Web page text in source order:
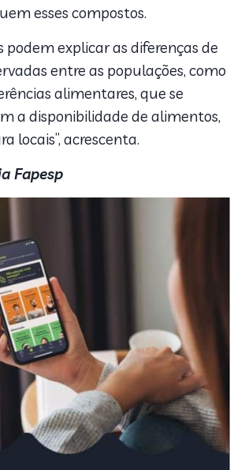
esses compostos.
podem explicar as diferenças de
entre as populações, como
alimentares, que se
a disponibilidade de alimentos,
locais”, acrescenta.
Fapesp